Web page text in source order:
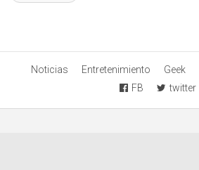
Noticias Entretenimiento Geek
FB
twitter